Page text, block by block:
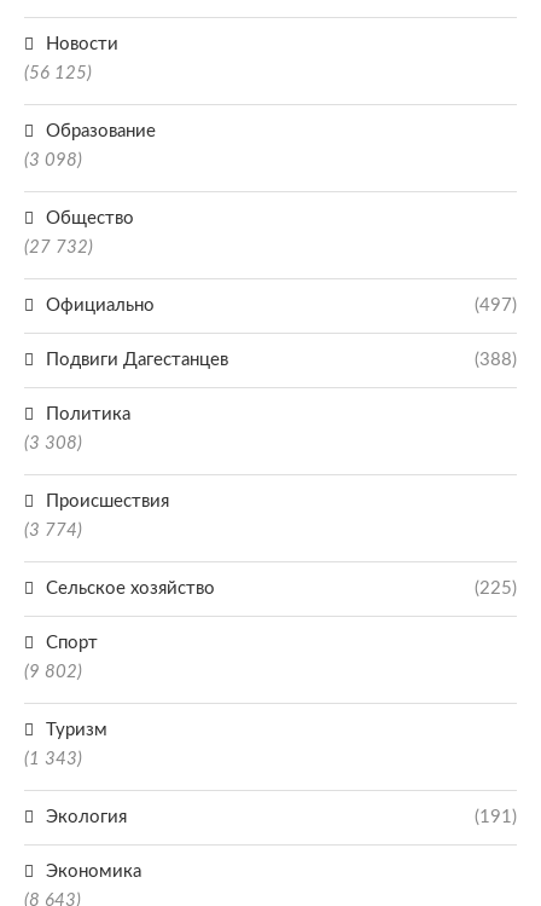
Новости
(56 125)
Образование
(3 098)
Общество
(27 732)
Официально (497)
Подвиги Дагестанцев (388)
Политика
(3 308)
Происшествия
(3 774)
Сельское хозяйство (225)
Спорт
(9 802)
Туризм
(1 343)
Экология (191)
Экономика
(8 643)